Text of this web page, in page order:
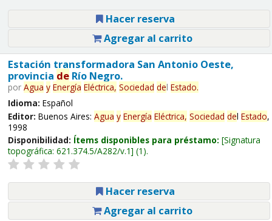
Hacer reserva
Agregar al carrito
Estación transformadora San Antonio Oeste,
provincia deRío Negro.
por Agua y Energía Eléctrica, Sociedad del Estado.
Idioma: Español
Editor: Buenos Aires: Agua y Energía Eléctrica, Sociedad del Estado,
1998
Disponibilidad: Ítems disponibles para préstamo: Signatura
topográfica: 621.374.5/A282/v.1 (1).
Hacer reserva
Agregar al carrito